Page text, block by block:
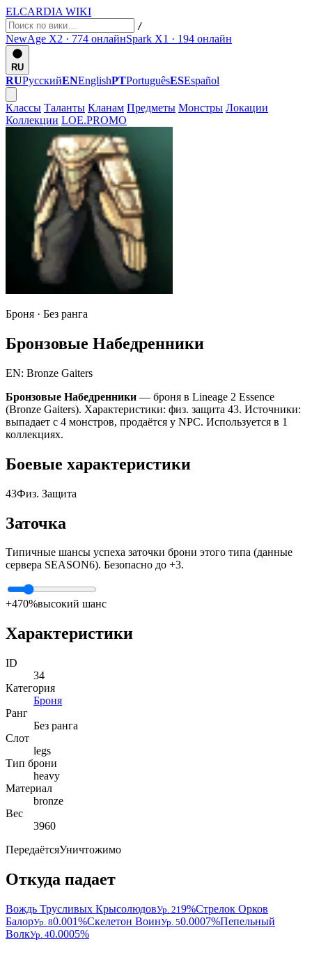
ELCARDIA WIKI
/
NewAge X2 · 774 онлайнSpark X1 · 194 онлайн
RU
RUРусскийENEnglishPTPortuguêsESEspañol
Классы Таланты Кланам Предметы Монстры Локации
Коллекции LOE.PROMO
Броня · Без ранга
Бронзовые Набедренники
EN: Bronze Gaiters
Бронзовые Набедренники — броня в Lineage 2 Essence
(Bronze Gaiters). Характеристики: физ. защита 43. Источники:
выпадает с 4 монстров, продаётся у NPC. Используется в 1
коллекциях.
Боевые характеристики
43Физ. Защита
Заточка
Типичные шансы успеха заточки брони этого типа (данные
сервера SEASON6). Безопасно до +3.
+470%высокий шанс
Характеристики
ID
34
Категория
Броня
Ранг
Без ранга
Слот
legs
Тип брони
heavy
Материал
bronze
Вес
3960
ПередаётсяУничтожимо
Откуда падает
Вождь Трусливых КрысолюдовУр. 219%Стрелок Орков
БалорУр. 80.001%Скелетон ВоинУр. 50.0007%Пепельный
ВолкУр. 40.0005%